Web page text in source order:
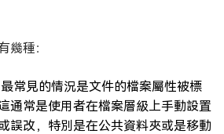
幾種：
常見的情況是文件的檔案屬性被標
通常是使用者在檔案層級上手動設置
誤改，特別是在公共資料夾或是移動